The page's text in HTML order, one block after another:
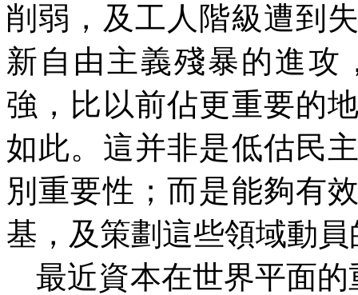
削弱，及工人階級遭到
新自由主義殘暴的進攻
強，比以前佔更重要的
如此。這并非是低估民
別重要性；而是能夠有
基，及策劃這些領域動
最近資本在世界平面